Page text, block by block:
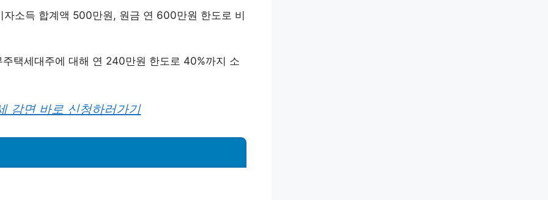
소득 합계액 500만원, 원금 연 600만원 한도로 비
택세대주에 대해 연 240만원 한도로 40%까지 소
감면 바로 신청하러가기